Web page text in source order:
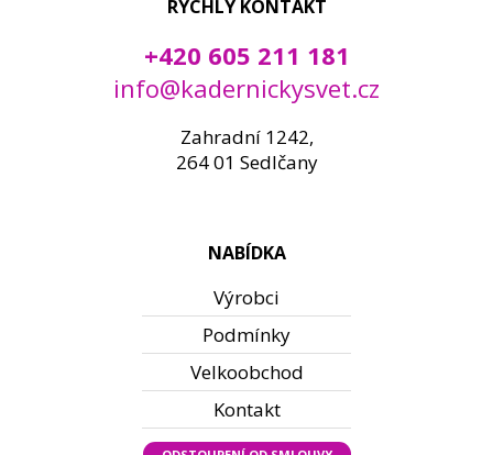
RYCHLÝ KONTAKT
+420 605 211 181
info@kadernickysvet.cz
Zahradní 1242,
264 01 Sedlčany
NABÍDKA
Výrobci
Podmínky
Velkoobchod
Kontakt